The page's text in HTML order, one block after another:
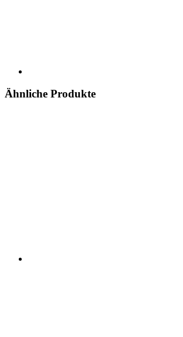
Ähnliche Produkte